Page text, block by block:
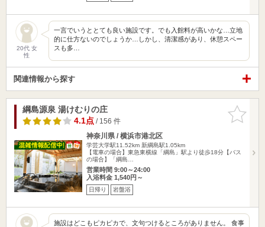
20代 女
性
一言でいうととても良い施設です。でも入館料が高いかな…立地
的に仕方ないのでしょうか…しかし、清潔感があり、休憩スペー
スも多…
関連情報から探す
お気に入
りに追加
綱島源泉 湯けむりの庄
4.1点/ 156 件
神奈川県 / 横浜市港北区
学芸大学駅11.52km 新綱島駅1.05km
【電車の場合】東急東横線「綱島」駅より徒歩18分【バス
の場合】「綱島…
営業時間 9:00～24:00
入浴料金 1,540円～
日帰り 岩盤浴
施設はどこもピカピカで、文句つけるところがありません。 食事